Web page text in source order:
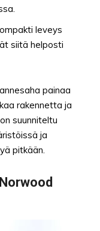
leveys
siitä helposti
painaa
rakennetta ja
suunniteltu
ja
pitkään.